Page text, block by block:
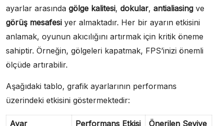
ayarlar arasında gölge kalitesi, dokular, antialiasing ve
görüş mesafesi yer almaktadır. Her bir ayarın etkisini
anlamak, oyunun akıcılığını artırmak için kritik öneme
sahiptir. Örneğin, gölgeleri kapatmak, FPS’inizi önemli
ölçüde artırabilir.
Aşağıdaki tablo, grafik ayarlarının performans
üzerindeki etkisini göstermektedir:
Ayar Performans Etkisi
Önerilen Seviye